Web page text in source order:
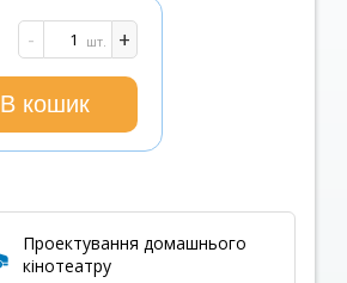
- +
шт.
В кошик
Проектування домашнього
кінотеатру